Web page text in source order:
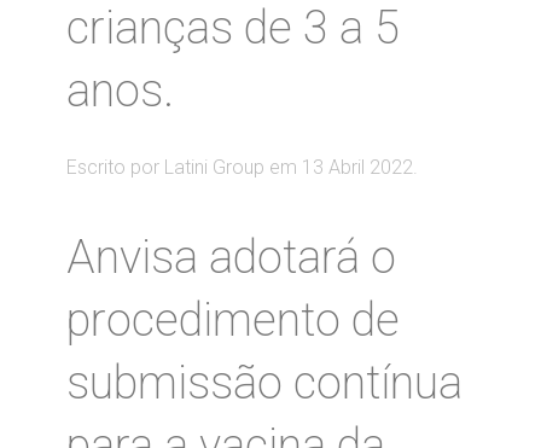
crianças de 3 a 5
anos.
Escrito por Latini Group em 13 Abril 2022.
Anvisa adotará o
procedimento de
submissão contínua